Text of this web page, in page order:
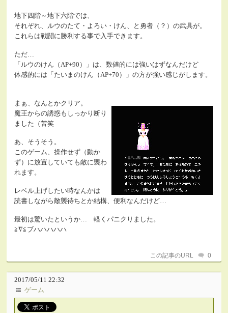
地下四階～地下六階では、
それぞれ、ルウのたて・よろい・けん、と勇者（？）の武具が。
これらは戦闘に勝利する事で入手できます。
ただ…
「ルウのけん（AP+90）」は、数値的には強いはずなんだけど
体感的には「たいまのけん（AP+70）」の方が強い感じがします。
まぁ、なんとかクリア。
魔王からの誘惑もしっかり断り
ました（苦笑
あ、そうそう。
このゲーム、操作せず（動か
ず）に放置していても敵に襲わ
れます。
レベル上げしたい時なんかは
読書しながら敵襲待ちとか結構、便利なんだけど…
最初は驚いたというか… 軽くパニクりました。
≧∇≦ブハハハハハ
この記事のURL 0
2017/05/11 22:32
ゲーム